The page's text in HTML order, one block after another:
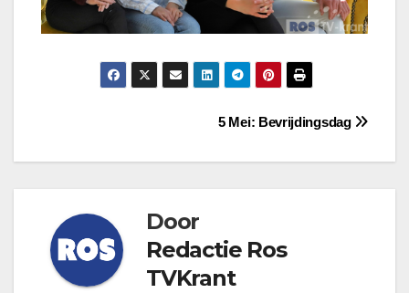
navigatie
5 Mei: Bevrijdingsdag
Door
Redactie Ros
TVKrant